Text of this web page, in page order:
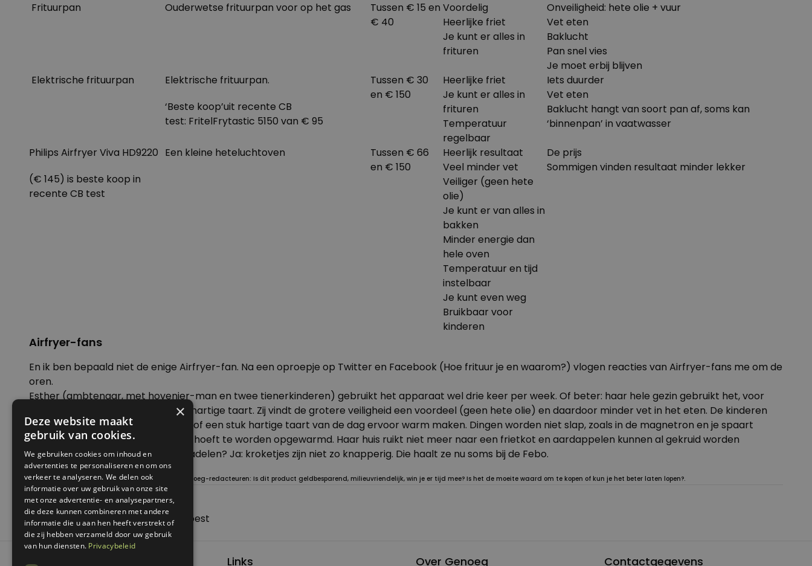
Frituurpan
Ouderwetse frituurpan voor op het gas
Tussen € 15 en
€ 40
Voordelig
Heerlijke friet
Je kunt er alles in
frituren
Onveiligheid: hete olie + vuur
Vet eten
Baklucht
Pan snel vies
Je moet erbij blijven
Elektrische frituurpan
Elektrische frituurpan.
‘Beste koop’uit recente CB
test: FritelFrytastic 5150 van € 95
Tussen € 30
en € 150
Heerlijke friet
Je kunt er alles in
frituren
Temperatuur
regelbaar
Iets duurder
Vet eten
Baklucht hangt van soort pan af, soms kan
‘binnenpan’ in vaatwasser
Philips Airfryer Viva HD9220
(€ 145) is beste koop in
recente CB test
Een kleine heteluchtoven
Tussen € 66
en € 150
Heerlijk resultaat
Veel minder vet
Veiliger (geen hete
olie)
Je kunt er van alles in
bakken
Minder energie dan
hele oven
Temperatuur en tijd
instelbaar
Je kunt even weg
Bruikbaar voor
kinderen
De prijs
Sommigen vinden resultaat minder lekker
Airfryer-fans
En ik ben bepaald niet de enige Airfryer-fan. Na een oproepje op Twitter en Facebook (Hoe frituur je en waarom?) vlogen reacties van Airfryer-fans me om de
oren.
Esther (ambtenaar, met hovenier-man en twee tienerkinderen) gebruikt het apparaat wel drie keer per week. Of beter: haar hele gezin gebruikt het, voor
aardappelen, broodjes, worstje of hartige taart. Zij vindt de grotere veiligheid een voordeel (geen hete olie) en daardoor minder vet in het eten. De kinderen
kunnen zelf een broodje afbakken of een stuk hartige taart van de dag ervoor warm maken. Dingen worden niet slap, zoals in de magnetron en je spaart
energie, omdat niet een hele oven hoeft te worden opgewarmd. Haar huis ruikt niet meer naar een frietkot en aardappelen kunnen al gekruid worden
gebakken. Heeft de Airfryer ook nadelen? Ja: kroketjes zijn niet zo knapperig. Die haalt ze nu soms bij de Febo.
In de rubriekKopen of laten lopen? onderzoeken Genoeg-redacteuren: Is dit product geldbesparend, milieuvriendelijk, win je er tijd mee? Is het de moeite waard om te kopen of kun je het beter laten lopen?.
Posted inKoken met Genoeg
Bericht
navigatie
Previous: Staycation – thuis is het best
Next: Koelen zonder koelkast
Links Over Genoeg Contactgegevens
×
Deze website maakt
gebruik van cookies.
We gebruiken cookies om inhoud en
advertenties te personaliseren en om ons
verkeer te analyseren. We delen ook
informatie over uw gebruik van onze site
met onze advertentie- en analysepartners,
die deze kunnen combineren met andere
informatie die u aan hen heeft verstrekt of
die zij hebben verzameld door uw gebruik
van hun diensten. Privacybeleid